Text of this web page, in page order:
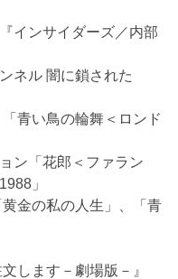
インサイダーズ／内部
ネル 闇に鎖された
青い鳥の輪舞＜ロンド
ン「花郎＜ファラン
」
金の私の人生」、「青
します－劇場版－』